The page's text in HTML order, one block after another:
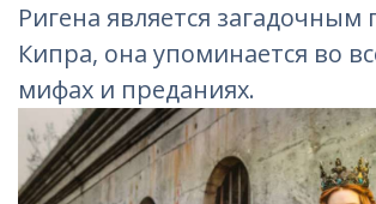
Ригена является
Кипра, она упоминается во
мифах и преданиях.